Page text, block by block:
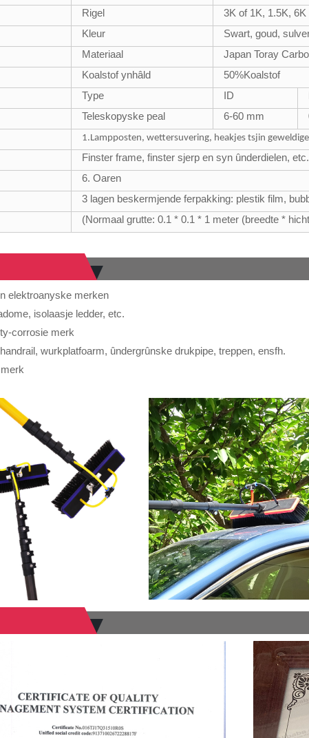
Rigel
3K of 1K, 1.5K, 6K
Kleur
Swart, goud,
Materiaal
Japan Toray
Koalstof ynhâld
50%Koalstof
Type ID
Teleskopyske peal
6-60 mm
1.Lampposten, wettersuvering, heakjes tsjin
Finster frame, finster sjerp en syn ûnderdielen, etc.
6. Oaren
3 lagen beskermjende ferpakking: plestik film,
(Normaal grutte: 0.1 * 0.1 * 1 meter (breedte *
elektroanyske merken
isolaasje ledder, etc.
corrosie merk
wurkplatfoarm, ûndergrûnske drukpipe, treppen, ensfh.